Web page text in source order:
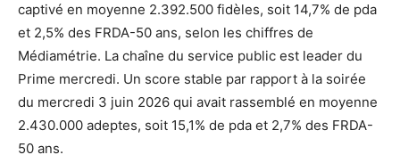
captivé en moyenne 2.392.500 fidèles, soit 14,7% de pda
et 2,5% des FRDA-50 ans, selon les chiffres de
Médiamétrie. La chaîne du service public est leader du
Prime mercredi. Un score stable par rapport à la soirée
du mercredi 3 juin 2026 qui avait rassemblé en moyenne
2.430.000 adeptes, soit 15,1% de pda et 2,7% des FRDA-
50 ans.